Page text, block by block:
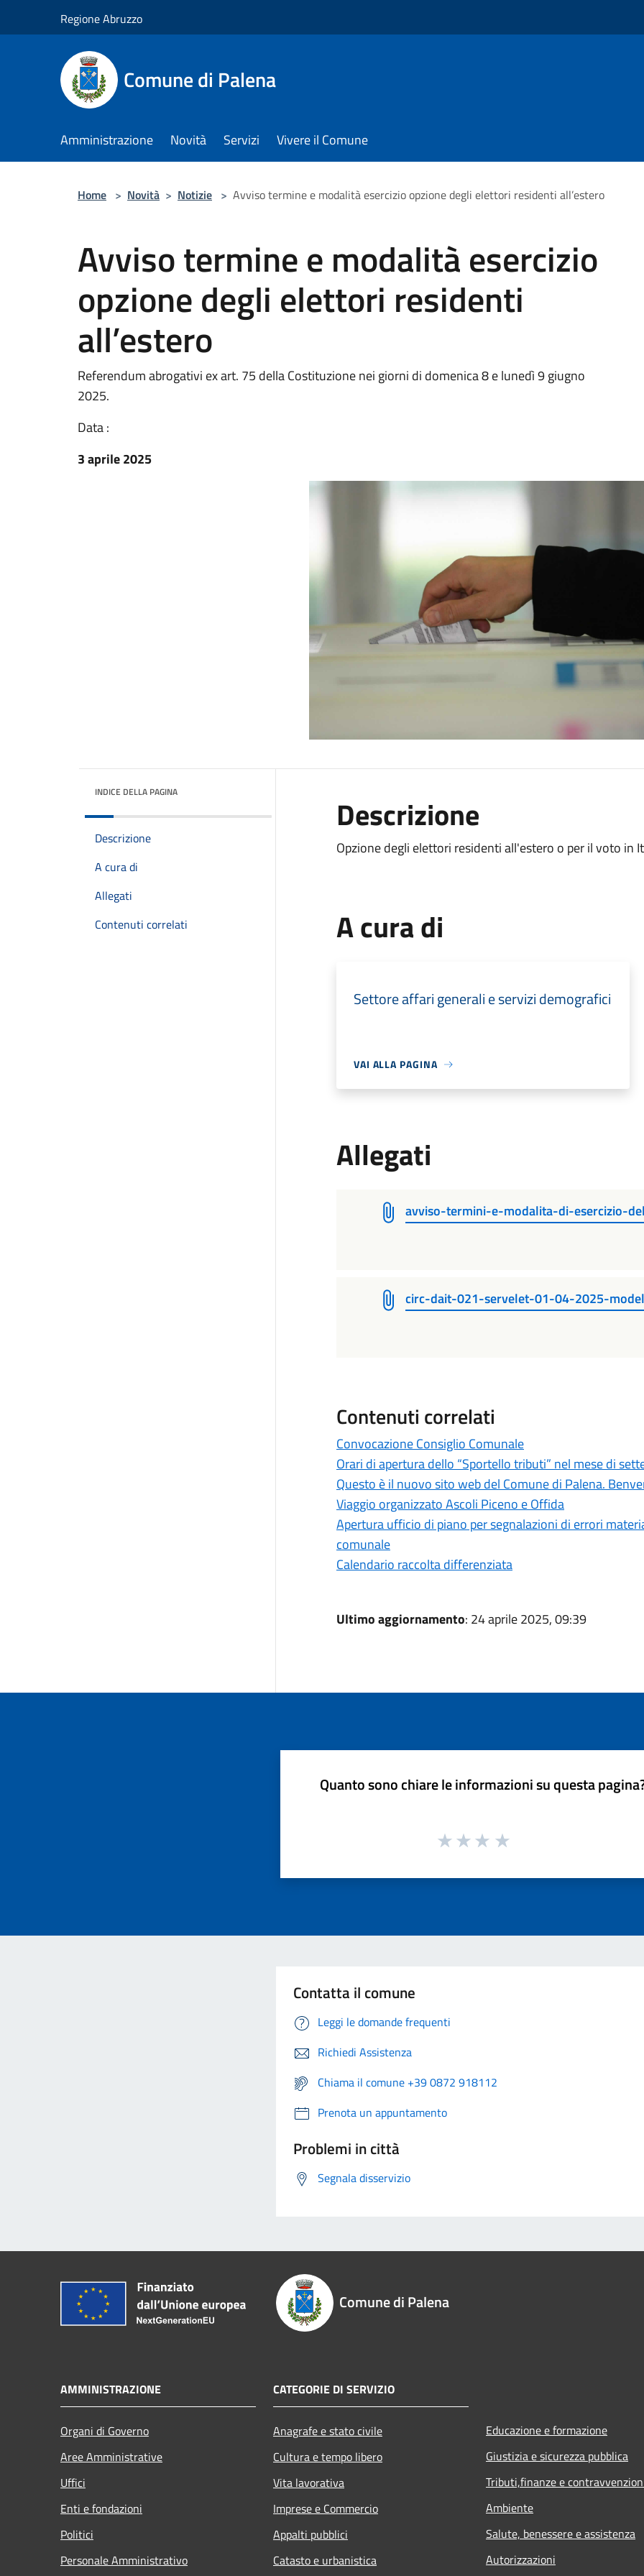
Regione Abruzzo
Comune di Palena
Amministrazione Novità Servizi Vivere il Comune
Home > Novità > Notizie > Avviso termine e modalità esercizio opzione degli elettori residenti all’estero
Avviso termine e modalità esercizio
opzione degli elettori residenti
all’estero
Referendum abrogativi ex art. 75 della Costituzione nei giorni di domenica 8 e lunedì 9 giugno
2025.
Data :
3 aprile 2025
INDICE DELLA PAGINA
Descrizione
A cura di
Allegati
Contenuti correlati
Descrizione
Opzione degli elettori residenti all'estero o per il voto in
A cura di
Settore affari generali e servizi demografici
VAI ALLA PAGINA
Allegati
avviso-termini-e-modalita-di-esercizio-
circ-dait-021-servelet-01-04-2025-
Contenuti correlati
Convocazione Consiglio Comunale
Orari di apertura dello “Sportello tributi” nel mese di
Questo è il nuovo sito web del Comune di Palena.
Viaggio organizzato Ascoli Piceno e Offida
Apertura ufficio di piano per segnalazioni di errori
comunale
Calendario raccolta differenziata
Ultimo aggiornamento: 24 aprile 2025, 09:39
Quanto sono chiare le informazioni su questa
Contatta il comune
Leggi le domande frequenti
Richiedi Assistenza
Chiama il comune +39 0872 918112
Prenota un appuntamento
Problemi in città
Segnala disservizio
Comune di Palena
AMMINISTRAZIONE
Organi di Governo
Aree Amministrative
Uffici
Enti e fondazioni
Politici
Personale Amministrativo
CATEGORIE DI SERVIZIO
Anagrafe e stato civile
Cultura e tempo libero
Vita lavorativa
Imprese e Commercio
Appalti pubblici
Catasto e urbanistica
Educazione e formazione
Giustizia e sicurezza pubblica
Tributi,finanze e
Ambiente
Salute, benessere e assistenza
Autorizzazioni